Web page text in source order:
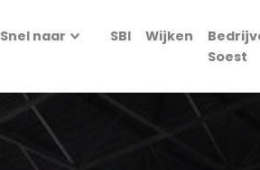
Snel naar SBI Wijken
Soest